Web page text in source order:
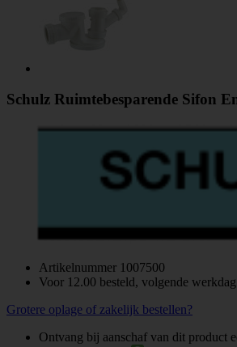
Schulz Ruimtebesparende Sifon
Artikelnummer 1007500
Voor 12.00 besteld, volgende
Grotere oplage of zakelijk bestellen?
Ontvang bij aanschaf van dit product